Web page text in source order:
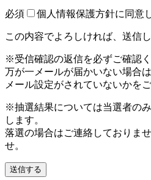
必須 個人情報保護方針に同意
この内容でよろしければ、送信し
※受信確認の返信を必ずご確認く
万が一メールが届かいない場合
メール設定がされていないかを
※抽選結果については当選者の
します。
落選の場合はご連絡しておりま
せ。